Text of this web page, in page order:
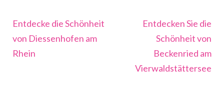
Beitragsnavigation
Entdecke die Schönheit
von Diessenhofen am
Rhein
Entdecken Sie die
Schönheit von
Beckenried am
Vierwaldstättersee